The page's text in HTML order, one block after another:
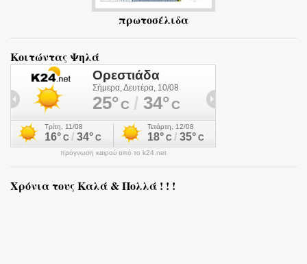
πρωτοσέλιδα
Κοιτώντας Ψηλά
πρόγνωση καιρού από το k24.net
Χρόνια τους Καλά & Πολλά ! ! !